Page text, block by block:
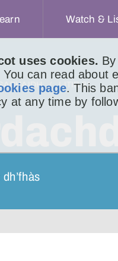
uses cookies.
can read about
page. This
at any time by
Watch &
LITIR 81